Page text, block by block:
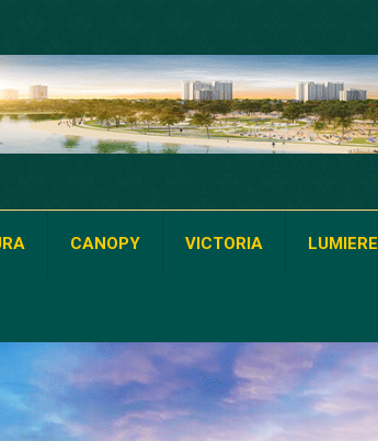
CANOPY VICTORIA LUMIERE